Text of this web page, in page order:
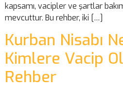
kapsamı, vacipler ve şartlar
mevcuttur. Bu rehber, iki […]
Kurban Nisabı
Kimlere Vacip
Rehber